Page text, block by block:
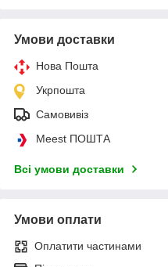
Умови доставки
Нова Пошта
Укрпошта
Самовивіз
Meest ПОШТА
Всі умови доставки
Умови оплати
Оплатити частинами